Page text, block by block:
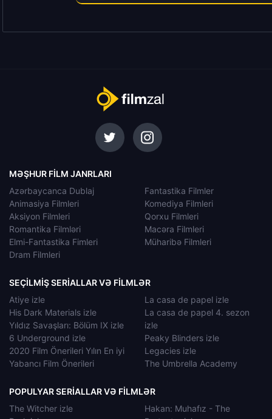
MƏŞHUR FILM JANRLARI
Azərbaycanca Dublaj
Animasiya Filmleri
Aksiyon Filmleri
Romantika Filmləri
Elmi-Fantastika Fimleri
Dram Filmleri
Fantastika Filmler
Komediya Filmleri
Qorxu Filmleri
Macəra Filmleri
Müharibə Filmleri
SEÇILMIŞ SERIALLAR VƏ FILMLƏR
Atiye izle
His Dark Materials izle
Yıldız Savaşları: Bölüm IX izle
6 Underground izle
2020 Film Önerileri Yılın En iyi
Yabancı Film Önerileri
La casa de papel izle
La casa de papel 4. sezon
izle
Peaky Blinders izle
Legacies izle
The Umbrella Academy
POPULYAR SERIALLAR VƏ FILMLƏR
The Witcher izle
Hakan: Muhafız - The